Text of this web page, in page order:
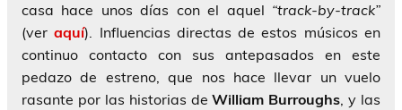
casa hace unos días con el aquel “track-by-track”
(veraquí). Influencias directas de estos músicos en
continuo contacto con sus antepasados en este
pedazo de estreno, que nos hace llevar un vuelo
rasante por las historias deWilliam Burroughs, y las